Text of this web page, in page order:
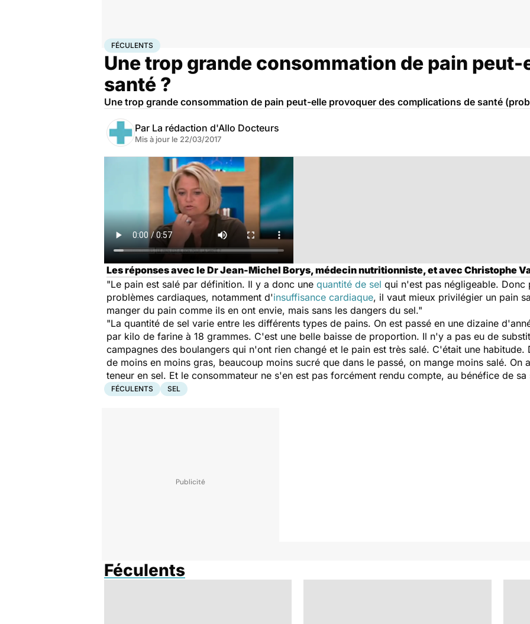
AccueilSantéFéculents
FÉCULENTS
Une trop grande consommation de pain peut-
santé ?
Une trop grande consommation de pain peut-elle provoquer des complications de santé
Par La rédaction d'Allo Docteurs
Mis à jour le 22/03/2017
Les réponses avec le Dr Jean-Michel Borys, médecin nutritionniste, et avec Christophe
"Le pain est salé par définition. Il y a donc une quantité de sel qui n'est pas négligeable.
problèmes cardiaques, notamment d'insuffisance cardiaque, il vaut mieux privilégier un pain
manger du pain comme ils en ont envie, mais sans les dangers du sel."
"La quantité de sel varie entre les différents types de pains. On est passé en une dizaine
par kilo de farine à 18 grammes. C'est une belle baisse de proportion. Il n'y a pas eu de
campagnes des boulangers qui n'ont rien changé et le pain est très salé. C'était une habitude.
de moins en moins gras, beaucoup moins sucré que dans le passé, on mange moins salé. On
teneur en sel. Et le consommateur ne s'en est pas forcément rendu compte, au bénéfice de sa
FÉCULENTS SEL
Féculents